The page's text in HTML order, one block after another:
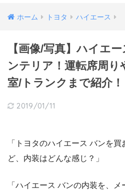
ホーム トヨタ ハイエース
【画像/写真】ハイエ
ンテリア！運転席周り
室/トランクまで紹介！
2019/01/11
「トヨタのハイエース バンを
ど、内装はどんな感じ？」
「ハイエース バンの内装を、